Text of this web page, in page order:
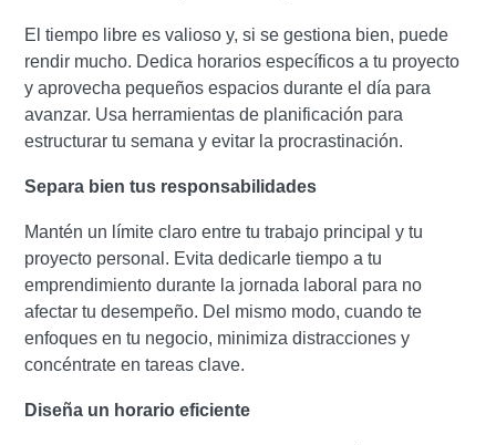
El tiempo libre es valioso y, si se gestiona bien, puede
rendir mucho. Dedica horarios específicos a tu proyecto
y aprovecha pequeños espacios durante el día para
avanzar. Usa herramientas de planificación para
estructurar tu semana y evitar la procrastinación.
Separa bien tus responsabilidades
Mantén un límite claro entre tu trabajo principal y tu
proyecto personal. Evita dedicarle tiempo a tu
emprendimiento durante la jornada laboral para no
afectar tu desempeño. Del mismo modo, cuando te
enfoques en tu negocio, minimiza distracciones y
concéntrate en tareas clave.
Diseña un horario eficiente